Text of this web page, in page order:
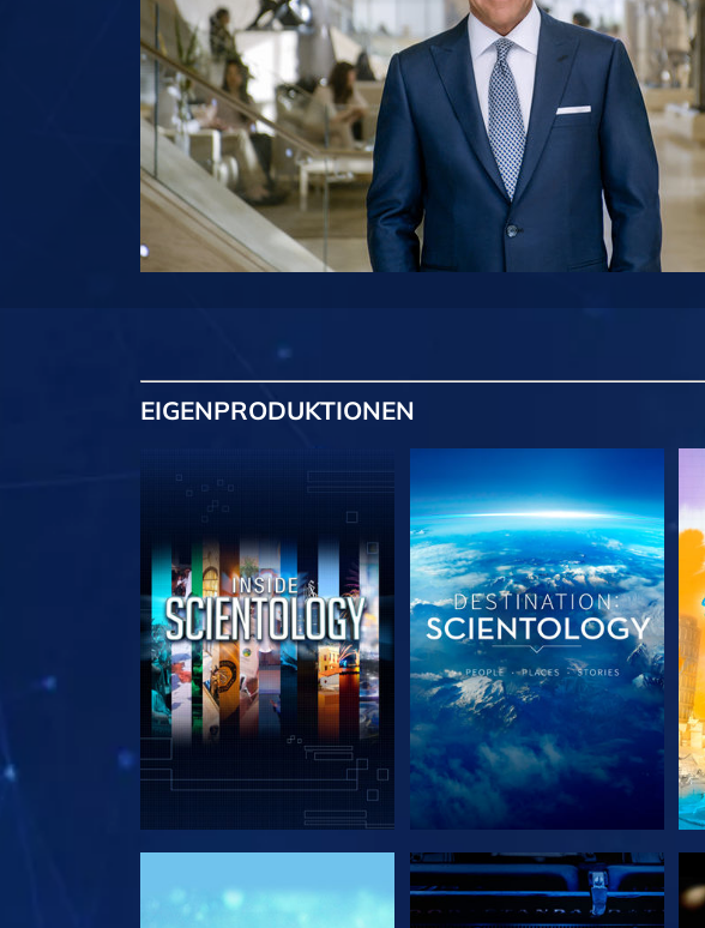
EIGENPRODUKTIONEN
SERIE ENTDECKEN SERIE ENTDECKEN